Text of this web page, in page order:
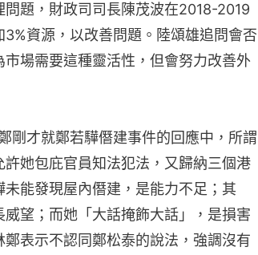
題，財政司司長陳茂波在2018-2019
資源，以改善問題。陸頌雄追問會否
場需要這種靈活性，但會努力改善外
剛才就鄭若驊僭建事件的回應中，所謂
她包庇官員知法犯法，又歸納三個港
能發現屋內僭建，是能力不足；其
望；而她「大話掩飾大話」，是損害
表示不認同鄭松泰的說法，強調沒有